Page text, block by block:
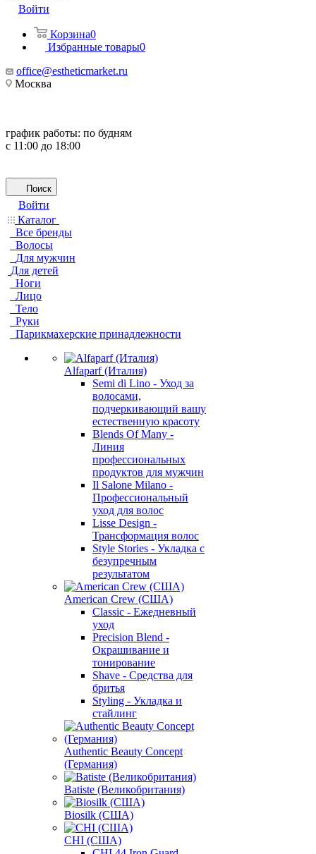
Войти
Корзина0
Избранные товары0
office@estheticmarket.ru
Москва
график работы: по будням
с 11:00 до 18:00
Поиск
Войти
Каталог
Все бренды
Волосы
Для мужчин
Для детей
Ноги
Лицо
Тело
Руки
Парикмахерские принадлежности
Alfaparf (Италия)
Semi di Lino - Уход за
волосами,
подчеркивающий вашу
естественную красоту
Blends Of Many -
Линия
профессиональных
продуктов для мужчин
Il Salone Milano -
Профессиональный
уход для волос
Lisse Design -
Трансформация волос
Style Stories - Укладка с
безупречным
результатом
American Crew (США)
Classic - Ежедневный
уход
Precision Blend -
Окрашивание и
тонирование
Shave - Средства для
бритья
Styling - Укладка и
стайлинг
Authentic Beauty Concept
(Германия)
Batiste (Великобритания)
Biosilk (США)
CHI (США)